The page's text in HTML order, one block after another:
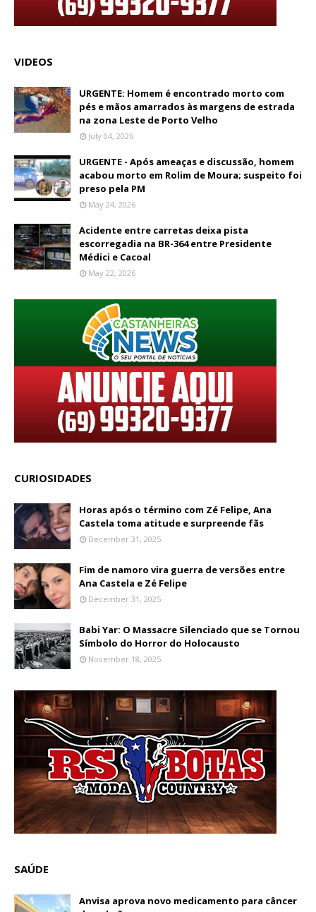
VIDEOS
URGENTE: Homem é encontrado morto com
pés e mãos amarrados às margens de estrada
na zona Leste de Porto Velho
July 04, 2026
URGENTE - Após ameaças e discussão, homem
acabou morto em Rolim de Moura; suspeito foi
preso pela PM
May 24, 2026
Acidente entre carretas deixa pista
escorregadia na BR-364 entre Presidente
Médici e Cacoal
May 22, 2026
CURIOSIDADES
Horas após o término com Zé Felipe, Ana
Castela toma atitude e surpreende fãs
December 31, 2025
Fim de namoro vira guerra de versões entre
Ana Castela e Zé Felipe
December 31, 2025
Babi Yar: O Massacre Silenciado que se Tornou
Símbolo do Horror do Holocausto
November 18, 2025
SAÚDE
Anvisa aprova novo medicamento para câncer